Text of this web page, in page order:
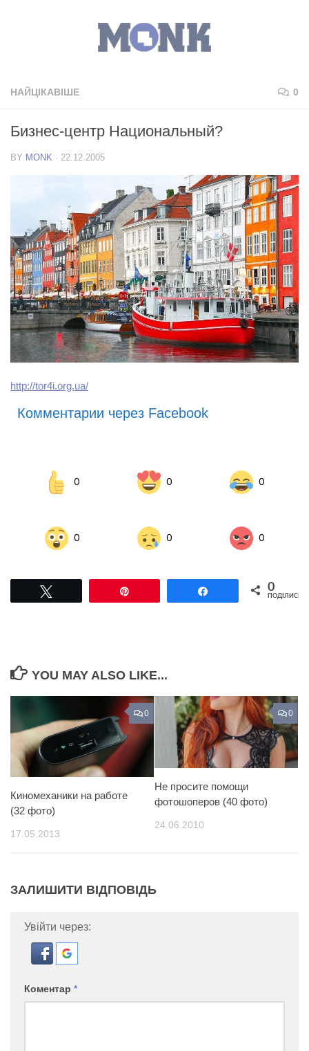
НАЙЦІКАВІШЕ 0
Бизнес-центр Национальный?
BY MONK · 22.12.2005
http://tor4i.org.ua/
Комментарии через Facebook
0 0 0
0 0 0
Поділитися0
ПОДІЛИСЬ
YOU MAY ALSO LIKE...
0
Киномеханики на работе
(32 фото)
17.05.2013
0
Не просите помощи
фотошоперов (40 фото)
24.06.2010
ЗАЛИШИТИ ВІДПОВІДЬ
Увійти через:
Коментар *